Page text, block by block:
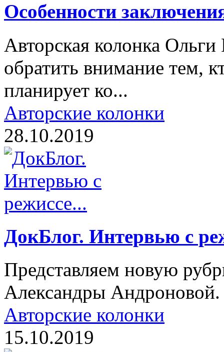
Особенности
Авторская колонка
обратить внимание тем,
планирует ко...
Авторские колонки
28.10.2019
ДокБлог. Интервью с
Представляем новую
Александры Андроновой.
Авторские колонки
15.10.2019